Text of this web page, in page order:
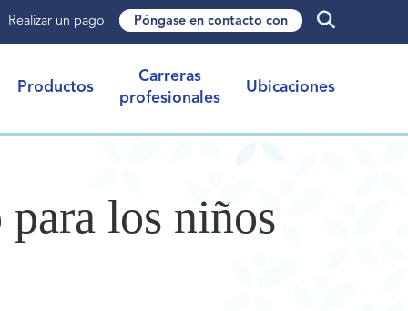
Realizar un pago Póngase en contacto con
Productos
Carreras
profesionales
Ubicaciones
los niños